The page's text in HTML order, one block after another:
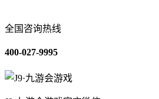
全国咨询热线
400-027-9995